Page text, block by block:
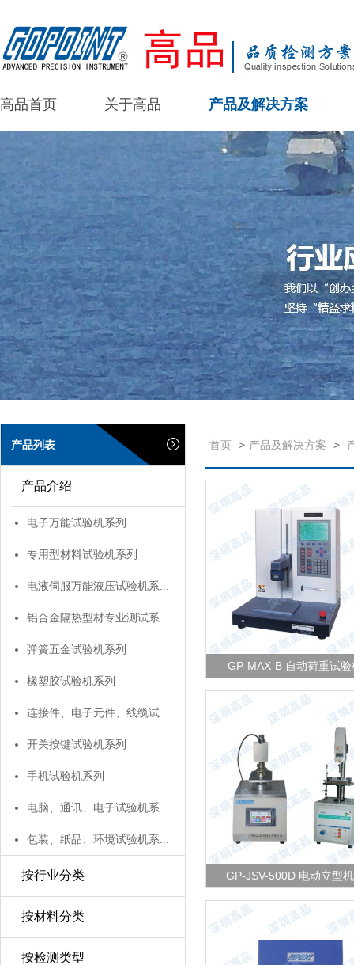
高品首页 关于高品 产品及解决方案
产品列表
产品介绍
电子万能试验机系列
专用型材料试验机系列
电液伺服万能液压试验机系...
铝合金隔热型材专业测试系...
弹簧五金试验机系列
橡塑胶试验机系列
连接件、电子元件、线缆试...
开关按键试验机系列
手机试验机系列
电脑、通讯、电子试验机系...
包装、纸品、环境试验机系...
按行业分类
按材料分类
按检测类型
首页 > 产品及解决方案 >
GP-MAX-B 自动荷重试验
GP-MAX-B 自动荷重试验机
GP-MAX-B自动荷重试验机是严
JISC(日本)工业五级标准,为各种
途产品之荷重试验而开发。拥有
试功能，并开发有专用软件。如
器、硅橡胶按键、拉压弹簧等.
发现更多 >
GP-JSV-500D 电动立型